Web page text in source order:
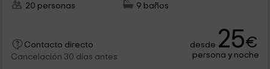
20 personas
9 baños
Contacto directo
Cancelación 30 días antes
desde 25€
persona y noche